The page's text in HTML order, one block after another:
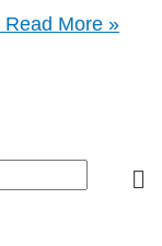
Read More »